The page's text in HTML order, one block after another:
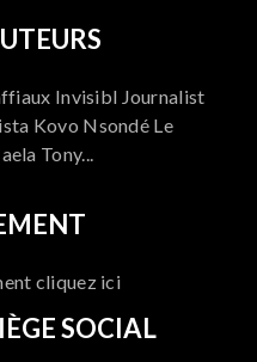
Invisibl Journalist
Kovo Nsondé Le
Tony...
cliquez ici
SOCIAL